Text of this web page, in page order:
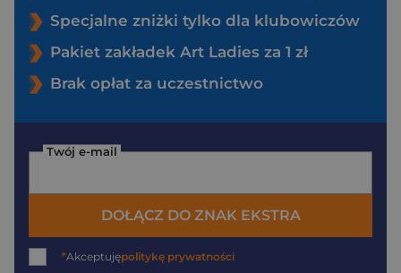
Specjalne zniżki tylko dla klubowiczów
Pakiet zakładek Art Ladies za 1 zł
Brak opłat za uczestnictwo
Twój e-mail
DOŁĄCZ DO ZNAK EKSTRA
*Akceptujępolitykę prywatności